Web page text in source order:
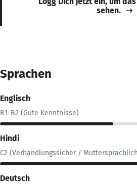
sehen.
Sprachen
Englisch
B1-B2 (Gute Kenntnisse)
Hindi
C2 (Verhandlungssicher /
Deutsch